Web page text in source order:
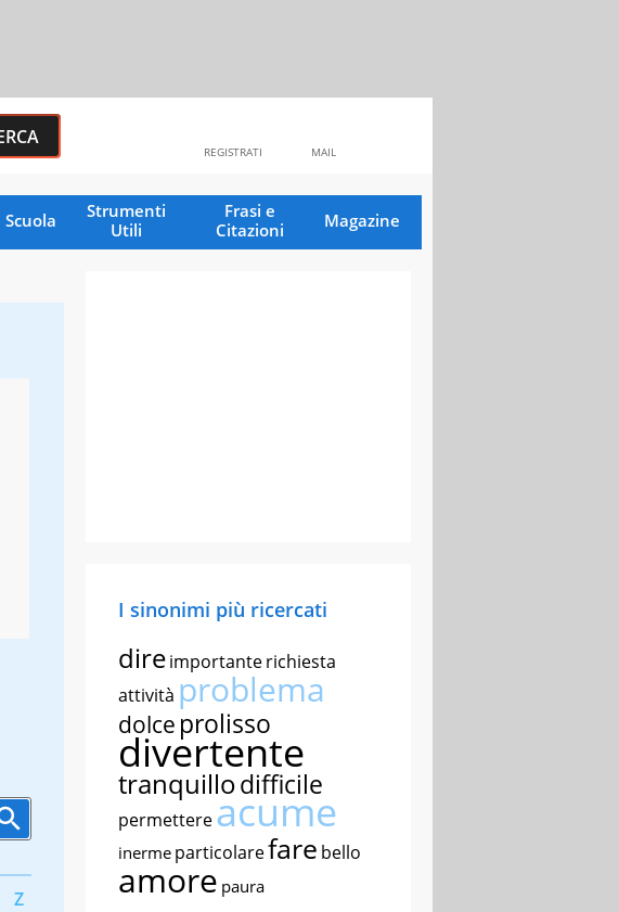
MAIL
REGISTRATI
Scuola
Strumenti
Utili
Frasi e
Citazioni
Magazine
Z
I sinonimi più ricercati
direimportanterichiesta
attività problema
dolce prolisso
divertente
tranquillodifficile
permettereacume
inerme particolarefare bello
amore paura